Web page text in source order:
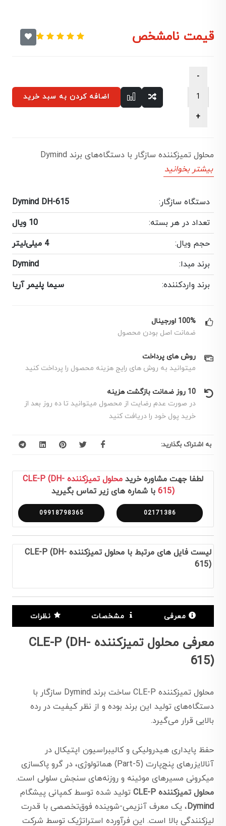
قیمت نامشخص
اضافه کردن به سبد خرید
محلول تمیزکننده سازگار با دستگاه‌های برند Dymind
بیشتر بخوانید
دستگاه سازگار:
Dymind DH-615
تعداد در هر بسته:
10 ویال
حجم ویال:
4 میلی‌لیتر
برند مبدا:
Dymind
برند واردکننده:
سیما پلیمر آریا
100% اورجینال
ضمانت اصل بودن محصول
روش های پرداخت
میتوانید به روش های رایج هزینه محصول را پرداخت کنید
10 روز ضمانت بازگشت هزینه
در صورت عدم رضایت از محصول میتوانید تا ده روز بعد از
خرید پول خود را دریافت کنید
به اشتراک بگذارید:
لطفا جهت مشاوره خرید
محلول تمیزکننده CLE-P (DH-
615) با شماره های زیر تماس بگیرید
02171386
09918798365
لیست فایل های مرتبط با محلول تمیزکننده CLE-P (DH-
615)
معرفی مشخصات نظرات
معرفی محلول تمیزکننده CLE-P (DH-
615)
محلول تمیزکننده CLE-P ساخت برند Dymind سازگار با
دستگاه‌های تولید این برند بوده و از نظر کیفیت در رده
بالایی قرار می‌گیرد.
حفظ پایداری هیدرولیکی و کالیبراسیون اپتیکال در
آنالایزرهای پنج‌پارت (5-Part) هماتولوژی، در گرو پاکسازی
میکرونی مسیرهای موئینه و روزنه‌های سنجش سلولی است.
محلول تمیزکننده CLE-P
تولید شده توسط کمپانی پیشگام
Dymind، یک معرف آنزیمی-شوینده فوق‌تخصصی با قدرت
لیزکنندگی بالا است. این فرآورده استراتژیک توسط شرکت